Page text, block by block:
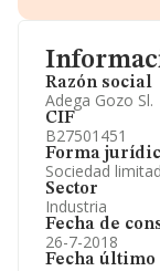
Razón social
Adega Gozo Sl.
CIF
B27501451
Forma
Sociedad
Sector
Industria
Fecha de
26-7-2018
Fecha último